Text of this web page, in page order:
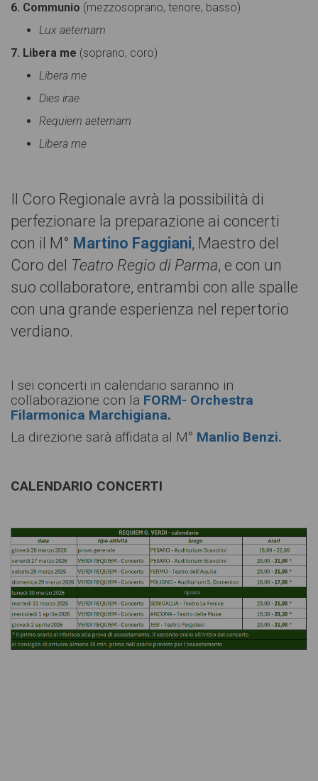
6. Communio (mezzosoprano, tenore, basso)
Lux aeternam
7. Libera me (soprano, coro)
Libera me
Dies irae
Requiem aeternam
Libera me
Il Coro Regionale avrà la possibilità di
perfezionare la preparazione ai concerti
con il M° Martino Faggiani, Maestro del
Coro del Teatro Regio di Parma, e con un
suo collaboratore, entrambi con alle spalle
con una grande esperienza nel repertorio
verdiano.
I sei concerti in calendario saranno in
collaborazione con la FORM- Orchestra
Filarmonica Marchigiana.
La direzione sarà affidata al M° Manlio Benzi.
CALENDARIO CONCERTI